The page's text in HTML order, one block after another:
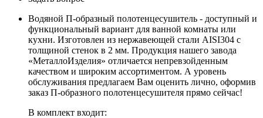
Водяной П-образный полотенцесушитель - доступный и
функциональный вариант для ванной комнаты или
кухни. Изготовлен из нержавеющей стали AISI304 с
толщиной стенок в 2 мм. Продукция нашего завода
«МеталлоИзделия» отличается непревзойденным
качеством и широким ассортиментом. А уровень
обслуживания предлагаем Вам оценить лично, оформив
заказ П-образного полотенцесушителя прямо сейчас!
В комплект входит: